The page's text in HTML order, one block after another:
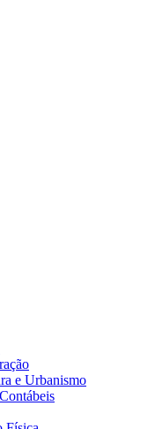
e Urbanismo